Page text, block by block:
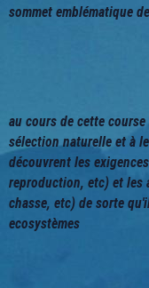
sommet emblématique
au cours de cette
sélection naturelle et à
découvrent les
reproduction, etc) et les
chasse, etc) de sorte
ecosystèmes